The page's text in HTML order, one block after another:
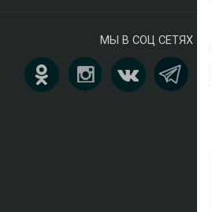
МЫ В СОЦ СЕТЯХ